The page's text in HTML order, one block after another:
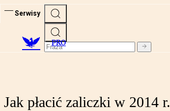
Serwisy
PRO
Jak płacić zaliczki w 2014 r.